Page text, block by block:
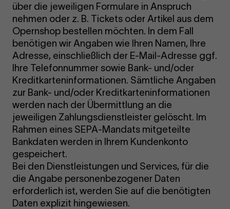
über die jeweiligen Formulare in Anspruch
nehmen oder z. B. Tickets oder Artikel aus dem
Opernshop bestellen möchten. In dem Fall
benötigen wir Angaben wie Ihren Namen, Ihre
Adresse, einschließlich der E-Mail-Adresse ggf.
Ihre Telefonnummer sowie Bank- und/oder
Kreditkarteninformationen. Sämtliche Angaben
zur Bank- und/oder Kreditkarteninformationen
werden nach der Übermittlung an die
jeweiligen Zahlungsdienstleister gelöscht. Im
Rahmen eines SEPA-Mandats mitgeteilte
Bankdaten werden in Ihrem Kundenkonto
gespeichert.
Bei den Dienstleistungen und Services, für die
die Angabe personenbezogener Daten
erforderlich ist, werden Sie auf die benötigten
Daten explizit hingewiesen.